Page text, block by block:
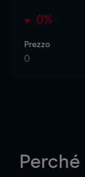
0%
Prezzo
0